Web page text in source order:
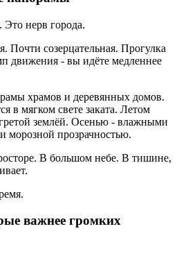
нерв города.
Почти созерцательная. Прогулка
движения - вы идёте медленнее
храмов и деревянных домов.
в мягком свете заката. Летом
землёй. Осенью - влажными
морозной прозрачностью.
В большом небе. В тишине,
важнее громких